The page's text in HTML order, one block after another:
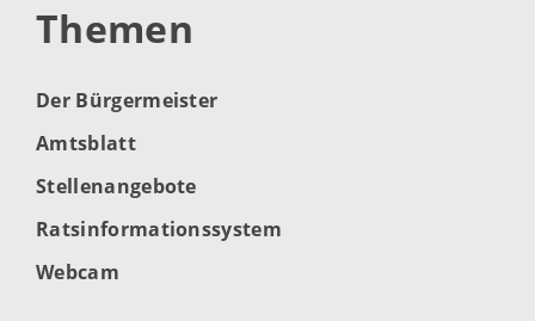
Themen
Der Bürgermeister
Amtsblatt
Stellenangebote
Ratsinformationssystem
Webcam